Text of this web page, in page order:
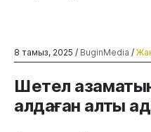
8 тамыз, 2025 / BuginMedia /
Шетел
алдаған алты